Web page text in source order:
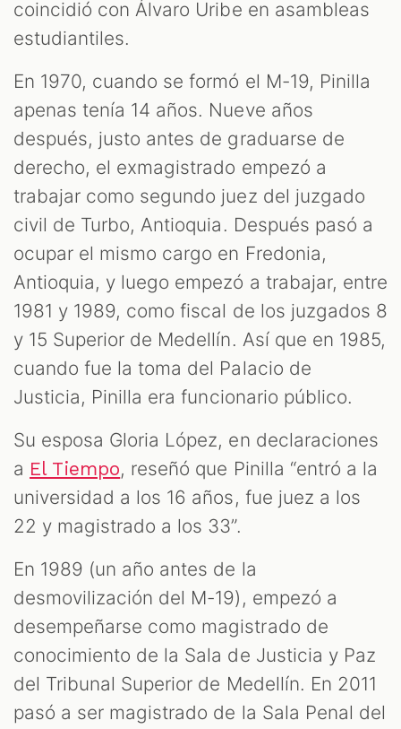
coincidió con Álvaro Uribe en asambleas
estudiantiles.
En 1970, cuando se formó el M-19, Pinilla
apenas tenía 14 años. Nueve años
después, justo antes de graduarse de
derecho, el exmagistrado empezó a
trabajar como segundo juez del juzgado
civil de Turbo, Antioquia. Después pasó a
ocupar el mismo cargo en Fredonia,
Antioquia, y luego empezó a trabajar, entre
1981 y 1989, como fiscal de los juzgados 8
y 15 Superior de Medellín. Así que en 1985,
cuando fue la toma del Palacio de
Justicia, Pinilla era funcionario público.
Su esposa Gloria López, en declaraciones
a El Tiempo, reseñó que Pinilla “entró a la
universidad a los 16 años, fue juez a los
22 y magistrado a los 33”.
En 1989 (un año antes de la
desmovilización del M-19), empezó a
desempeñarse como magistrado de
conocimiento de la Sala de Justicia y Paz
del Tribunal Superior de Medellín. En 2011
pasó a ser magistrado de la Sala Penal del